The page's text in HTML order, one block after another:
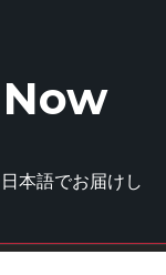
本語でお届けし